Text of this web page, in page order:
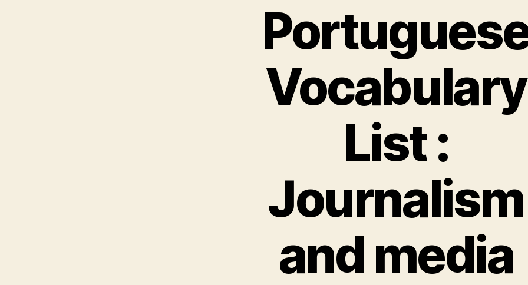
Vocabulary
List :
Journalism
and media